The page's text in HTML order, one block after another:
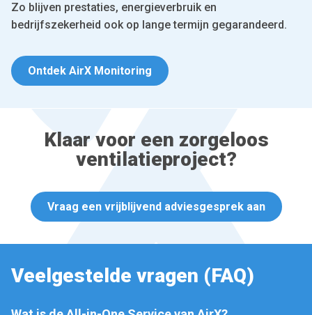
Zo blijven prestaties, energieverbruik en
bedrijfszekerheid ook op lange termijn gegarandeerd.
Ontdek AirX Monitoring
Klaar voor een zorgeloos
ventilatieproject?
Vraag een vrijblijvend adviesgesprek aan
Veelgestelde vragen (FAQ)